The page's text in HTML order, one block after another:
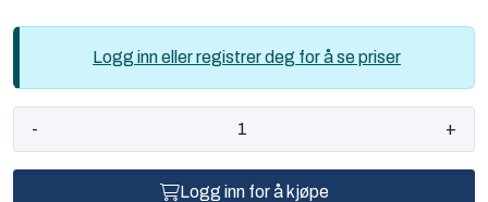
Logg inn eller registrer deg for å se priser
- +
Logg inn for å kjøpe